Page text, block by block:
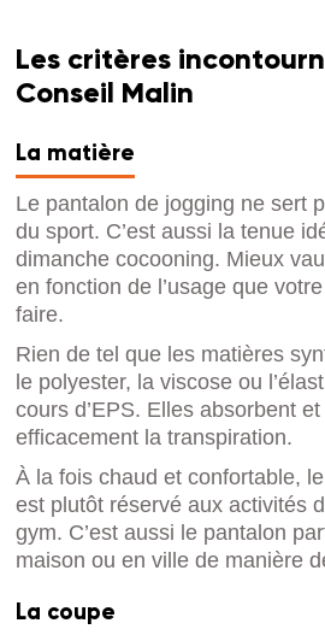
Les critères
Conseil Malin
La matière
Le pantalon de jogging ne sert
du sport. C’est aussi la tenue
dimanche cocooning. Mieux
en fonction de l’usage que
faire.
Rien de tel que les matières
le polyester, la viscose ou
cours d’EPS. Elles absorbent
efficacement la transpiration.
À la fois chaud et confortable,
est plutôt réservé aux activités
gym. C’est aussi le pantalon
maison ou en ville de manière
La coupe